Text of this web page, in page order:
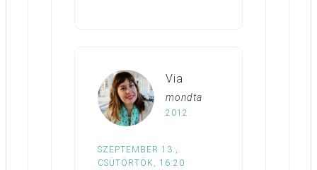
Via
mondta
2012.
SZEPTEMBER 13.,
CSÜTÖRTÖK, 16:20